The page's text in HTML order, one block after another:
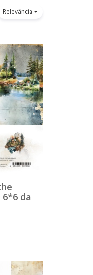
Relevância
da